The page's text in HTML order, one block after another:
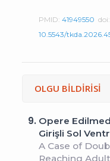
PMID:41949550 doi:
10.5543/
OLGU BİLDİRİSİ
9. Opere
Girişli Sol
A Case of
Reaching